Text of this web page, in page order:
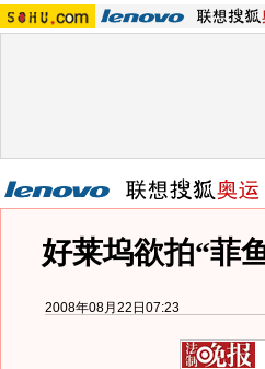
好莱坞欲拍“菲
2008年08月22日07:23